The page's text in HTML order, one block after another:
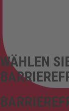
WÄHLEN